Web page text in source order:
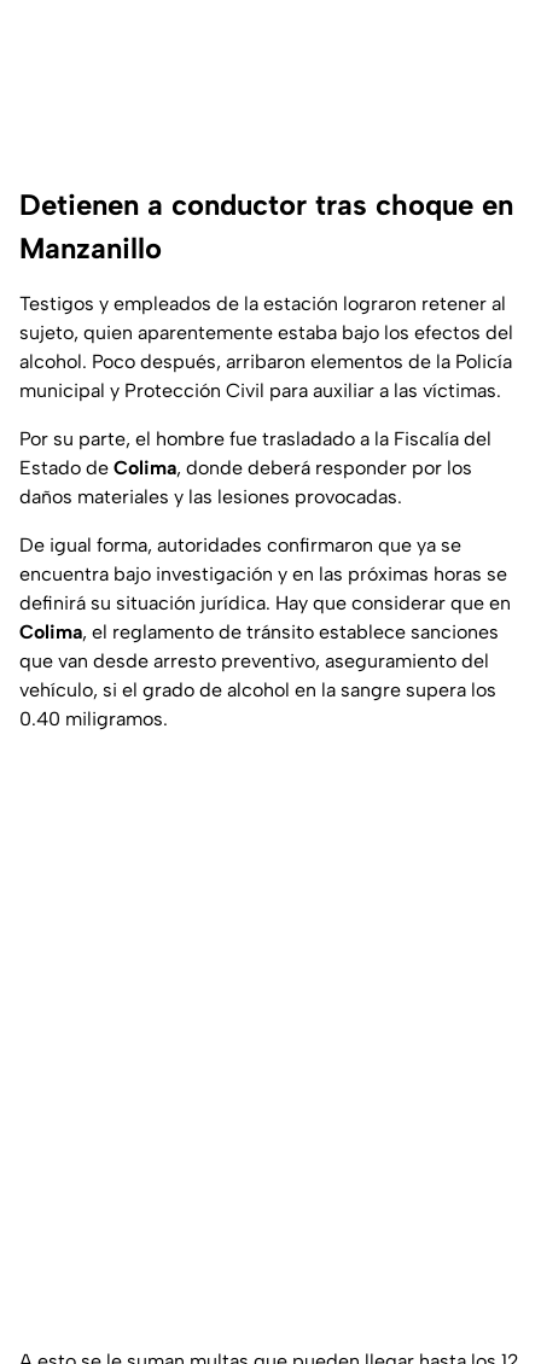
Detienen a conductor tras choque en
Manzanillo
Testigos y empleados de la estación lograron retener al
sujeto, quien aparentemente estaba bajo los efectos del
alcohol. Poco después, arribaron elementos de la Policía
municipal y Protección Civil para auxiliar a las víctimas.
Por su parte, el hombre fue trasladado a la Fiscalía del
Estado de Colima, donde deberá responder por los
daños materiales y las lesiones provocadas.
De igual forma, autoridades confirmaron que ya se
encuentra bajo investigación y en las próximas horas se
definirá su situación jurídica. Hay que considerar que en
Colima, el reglamento de tránsito establece sanciones
que van desde arresto preventivo, aseguramiento del
vehículo, si el grado de alcohol en la sangre supera los
0.40 miligramos.